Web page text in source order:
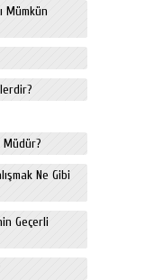
Mümkün
Müdür?
Ne Gibi
Geçerli